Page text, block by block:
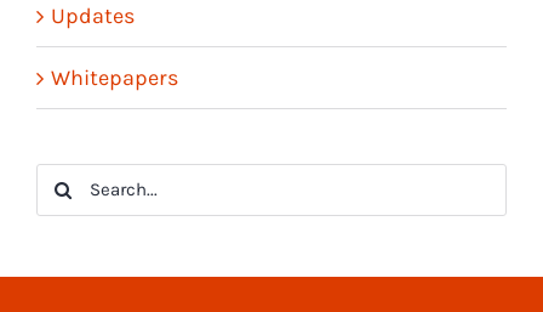
Updates
Whitepapers
Search
for: